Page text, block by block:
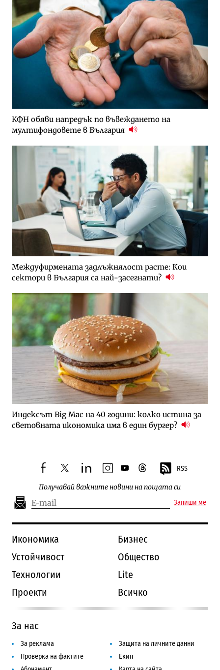
КФН обяви напредък по въвеждането на
мултифондовете в България
Междуфирмената задлъжнялост расте: Кои
сектори в България са най-засегнати?
Индексът Big Mac на 40 години: колко истина за
световната икономика има в един бургер?
facebooktwitterlinkedininstagram
youtubethreads RSS
Получавай важните новини на пощата си
Запиши ме
Икономика
Бизнес
Устойчивост
Общество
Технологии
Lite
Проекти
Всичко
За нас
За реклама
Защита на личните данни
Проверка на фактите
Екип